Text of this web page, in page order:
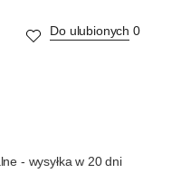
Do ulubionych 0
- wysyłka w 20 dni